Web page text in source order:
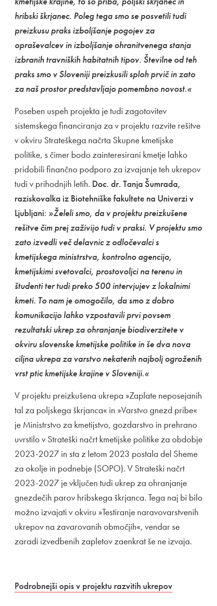
hribski škrjanec. Poleg tega smo se posvetili tudi
preizkusu praks izboljšanje pogojev za
opraševalcev in izboljšanje ohranitvenega stanja
izbranih travniških habitatnih tipov. Številne od teh
praks smo v Sloveniji preizkusili sploh prvič in zato
za naš prostor predstavljajo pomembno novost.«
Poseben uspeh projekta je tudi zagotovitev
sistemskega financiranja za v projektu razvite rešitve
v okviru Strateškega načrta Skupne kmetijske
politike, s čimer bodo zainteresirani kmetje lahko
pridobili finančno podporo za izvajanje teh ukrepov
tudi v prihodnjih letih. Doc. dr. Tanja Šumrada,
raziskovalka iz Biotehniške fakultete na Univerzi v
Ljubljani: »Želeli smo, da v projektu preizkušene
rešitve čim prej zaživijo tudi v praksi. V projektu smo
zato izvedli več delavnic z odločevalci s
kmetijskega ministrstva, kontrolno agencijo,
kmetijskimi svetovalci, prostovoljci na terenu in
študenti ter tudi preko 500 intervjujev z lokalnimi
kmeti. To nam je omogočilo, da smo z dobro
komunikacijo lahko vzpostavili prvi povsem
rezultatski ukrep za ohranjanje biodiverzitete v
okviru slovenske kmetijske politike in še dva nova
ciljna ukrepa za varstvo nekaterih najbolj ogroženih
vrst ptic kmetijske krajine v Sloveniji.«
V projektu preizkušena ukrepa »Zaplate neposejanih
tal za poljskega škrjanca« in »Varstvo gnezd pribe«
je Ministrstvo za kmetijstvo, gozdarstvo in prehrano
uvrstilo v Strateški načrt kmetijske politike za obdobje
2023-2027 in sta z letom 2023 postala del Sheme
za okolje in podnebje (SOPO). V Strateški načrt
2023-2027 je vključen tudi ukrep za ohranjanje
gnezdečih parov hribskega škrjanca. Tega naj bi bilo
možno izvajati v okviru »Testiranje naravovarstvenih
ukrepov na zavarovanih območjih«, vendar se
zaradi izvedbenih zapletov zaenkrat še ne izvaja.
Povezava na dokument
Podrobnejši opis v projektu razvitih ukrepov